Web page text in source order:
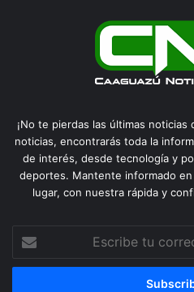
¡No te pierdas las últimas
noticias, encontrarás toda la
de interés, desde tecnología y
deportes. Mantente informado
lugar, con nuestra rápida y
correo